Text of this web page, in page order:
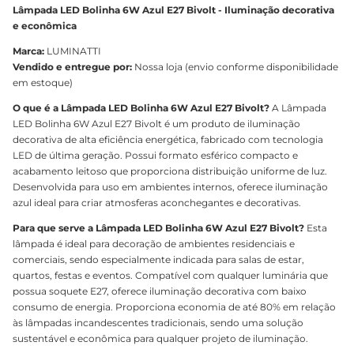
Lâmpada LED Bolinha 6W Azul E27 Bivolt - Iluminação decorativa
e econômica
Marca: LUMINATTI
Vendido e entregue por: Nossa loja (envio conforme disponibilidade
em estoque)
O que é a Lâmpada LED Bolinha 6W Azul E27 Bivolt? A Lâmpada
LED Bolinha 6W Azul E27 Bivolt é um produto de iluminação
decorativa de alta eficiência energética, fabricado com tecnologia
LED de última geração. Possui formato esférico compacto e
acabamento leitoso que proporciona distribuição uniforme de luz.
Desenvolvida para uso em ambientes internos, oferece iluminação
azul ideal para criar atmosferas aconchegantes e decorativas.
Para que serve a Lâmpada LED Bolinha 6W Azul E27 Bivolt? Esta
lâmpada é ideal para decoração de ambientes residenciais e
comerciais, sendo especialmente indicada para salas de estar,
quartos, festas e eventos. Compatível com qualquer luminária que
possua soquete E27, oferece iluminação decorativa com baixo
consumo de energia. Proporciona economia de até 80% em relação
às lâmpadas incandescentes tradicionais, sendo uma solução
sustentável e econômica para qualquer projeto de iluminação.